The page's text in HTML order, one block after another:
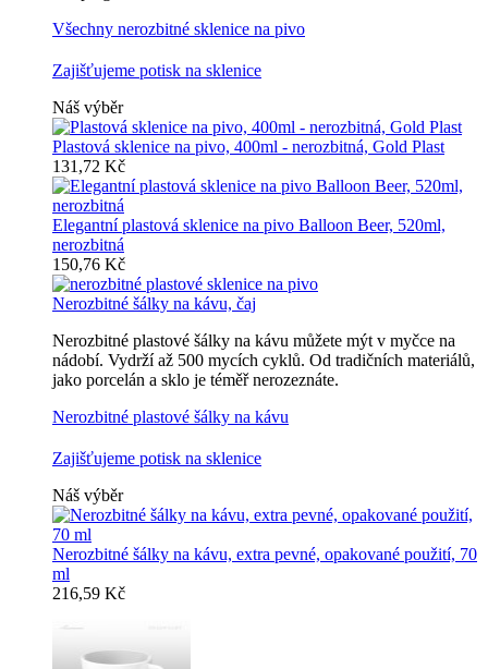
Všechny nerozbitné sklenice na pivo
Zajišťujeme potisk na sklenice
Náš výběr
Plastová sklenice na pivo, 400ml - nerozbitná, Gold Plast
131,72 Kč
Elegantní plastová sklenice na pivo Balloon Beer, 520ml,
nerozbitná
150,76 Kč
Nerozbitné šálky na kávu, čaj
Nerozbitné plastové šálky na kávu můžete mýt v myčce na
nádobí. Vydrží až 500 mycích cyklů. Od tradičních materiálů,
jako porcelán a sklo je téměř nerozeznáte.
Nerozbitné plastové šálky na kávu
Zajišťujeme potisk na sklenice
Náš výběr
Nerozbitné šálky na kávu, extra pevné, opakované použití, 70
ml
216,59 Kč